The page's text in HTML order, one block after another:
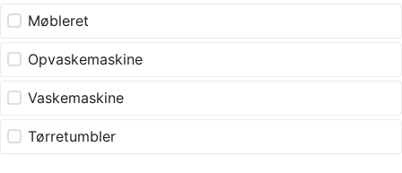
Møbleret
Opvaskemaskine
Vaskemaskine
Tørretumbler